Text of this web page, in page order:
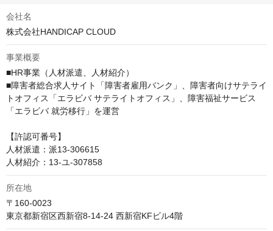
会社名
株式会社HANDICAP CLOUD
事業概要
■HR事業（人材派遣、人材紹介）
■障害者総合求人サイト「障害者雇用バンク」、障害者向けサテライ
トオフィス「エラビバ サテライトオフィス」、障害福祉サービス
「エラビバ 就労移行」を運営
【許認可番号】
人材派遣：派13-306615
人材紹介：13-ユ-307858
所在地
〒160-0023
東京都新宿区西新宿8-14-24 西新宿KFビル4階